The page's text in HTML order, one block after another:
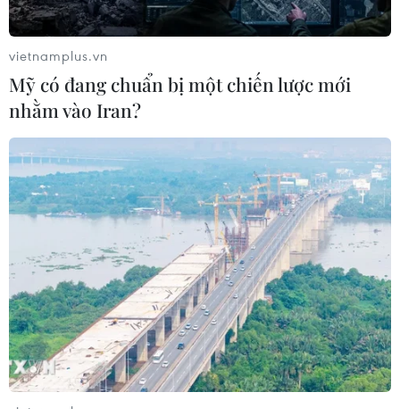
vietnamplus.vn
Mỹ có đang chuẩn bị một chiến lược mới
nhằm vào Iran?